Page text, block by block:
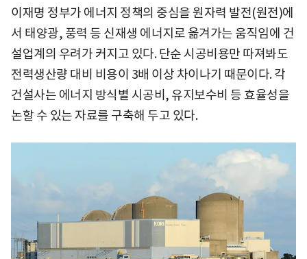
이재명 정부가 에너지 정책의 중심을 원자력 발전(원전)에
서 태양광, 풍력 등 신재생 에너지로 옮겨가는 움직임에 건
설업계의 우려가 커지고 있다. 단순 시공비용만 따져봐도
전력생산량 대비 비용이 3배 이상 차이나기 때문이다. 각
건설사는 에너지 방식별 시공비, 유지보수비 등 효율성을
논할 수 있는 자료를 구축해 두고 있다.